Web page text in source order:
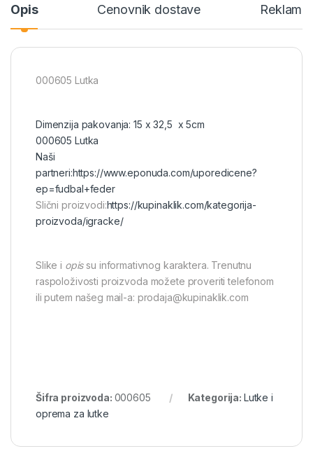
Opis Cenovnik dostave
000605 Lutka
Dimenzija pakovanja: 15 x 32,5 x 5cm
000605 Lutka
Naši
partneri:https://www.eponuda.com/uporedicene?
ep=fudbal+feder
Slični proizvodi:https://kupinaklik.com/kategorija-
proizvoda/igracke/
Slike i opissu informativnog karaktera. Trenutnu
raspoloživosti proizvoda možete proveriti telefonom
ili putem našeg mail-a: prodaja@kupinaklik.com
Šifra proizvoda: 000605 Kategorija: Lutke i
oprema za lutke